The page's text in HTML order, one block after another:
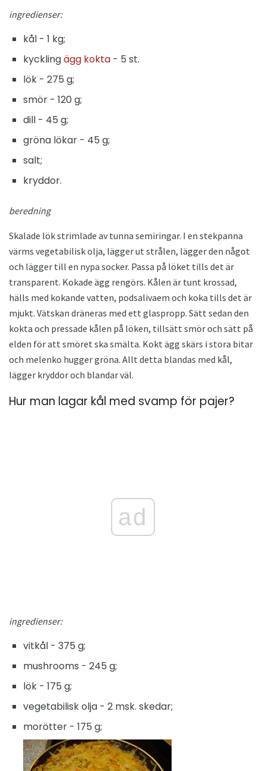
ingredienser:
kål - 1 kg;
kycklingägg kokta - 5 st.
lök - 275 g;
smör - 120 g;
dill - 45 g;
gröna lökar - 45 g;
salt;
kryddor.
beredning
Skalade lök strimlade av tunna semiringar. I en stekpanna
värms vegetabilisk olja, lägger ut strålen, lägger den något
och lägger till en nypa socker. Passa på löket tills det är
transparent. Kokade ägg rengörs. Kålen är tunt krossad,
hälls med kokande vatten, podsalivaem och koka tills det är
mjukt. Vätskan dräneras med ett glaspropp. Sätt sedan den
kokta och pressade kålen på löken, tillsätt smör och sätt på
elden för att smöret ska smälta. Kokt ägg skärs i stora bitar
och melenko hugger gröna. Allt detta blandas med kål,
lägger kryddor och blandar väl.
Hur man lagar kål med svamp för pajer?
ad
ingredienser:
vitkål - 375 g;
mushrooms - 245 g;
lök - 175 g;
vegetabilisk olja - 2 msk. skedar;
morötter - 175 g;